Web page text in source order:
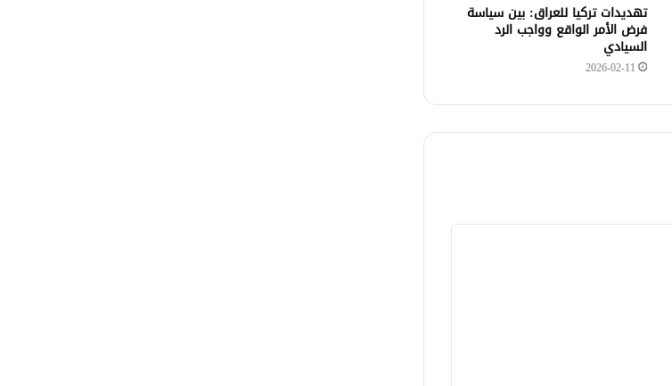
تهديدات تركيا للعراق: بين سياسة
فرض الأمر الواقع وواجب الرد
السيادي
2026-02-11